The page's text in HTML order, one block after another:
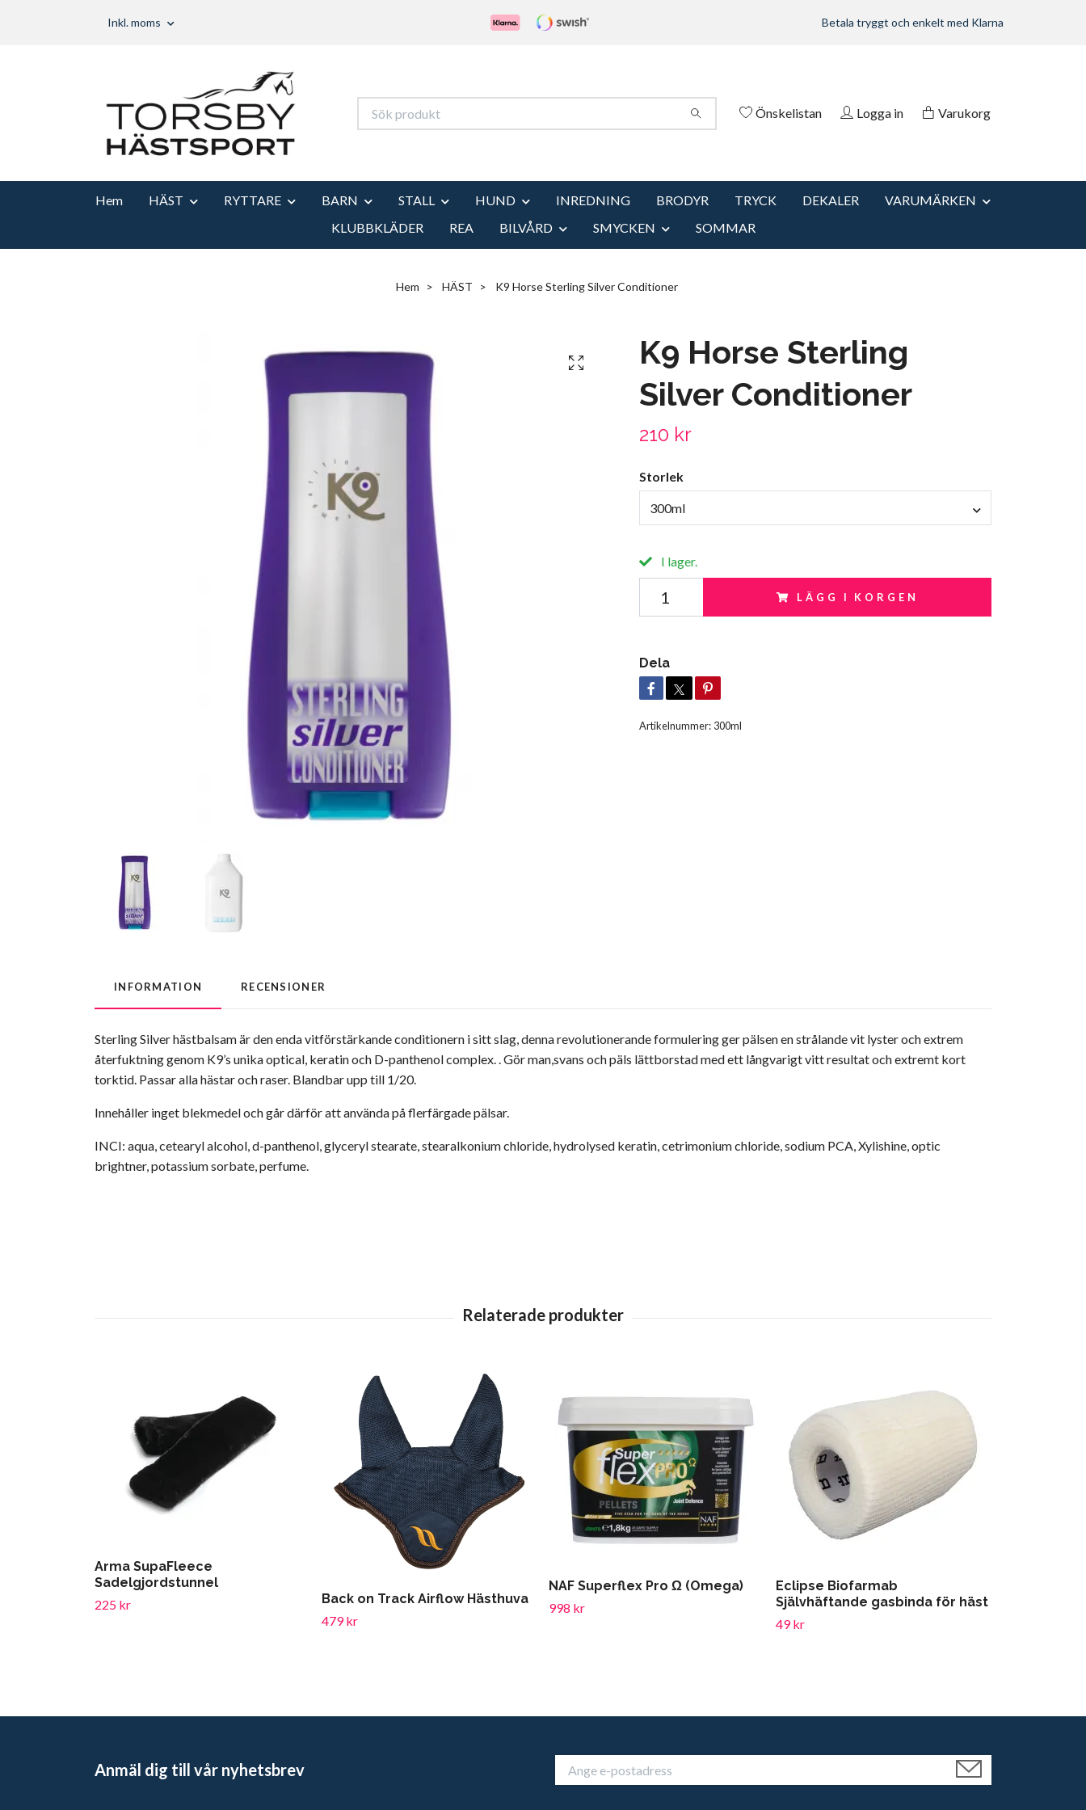
Inkl. moms Betala tryggt och enkelt med Klarna
Önskelistan Logga in Varukorg
Hem HÄST RYTTARE BARN STALL HUND INREDNING BRODYR TRYCK DEKALER
VARUMÄRKEN
KLUBBKLÄDER
REA BILVÅRD SMYCKEN SOMMAR
Hem HÄST K9 Horse Sterling Silver Conditioner
K9 Horse Sterling
Silver Conditioner
210 kr
Storlek
300ml
I lager.
LÄGG I KORGEN
Dela
Artikelnummer: 300ml
INFORMATION RECENSIONER
Sterling Silver hästbalsam är den enda vitförstärkande conditionern i sitt slag, denna revolutionerande formulering ger pälsen en strålande vit lyster och extrem
återfuktning genom K9’s unika optical, keratin och D-panthenol complex. . Gör man,svans och päls lättborstad med ett långvarigt vitt resultat och extremt kort
torktid. Passar alla hästar och raser. Blandbar upp till 1/20.
Innehåller inget blekmedel och går därför att använda på flerfärgade pälsar.
INCI: aqua, cetearyl alcohol, d-panthenol, glyceryl stearate, stearalkonium chloride, hydrolysed keratin, cetrimonium chloride, sodium PCA, Xylishine, optic
brightner, potassium sorbate, perfume.
Arma SupaFleece
Sadelgjordstunnel
225 kr
Back on Track Airflow Hästhuva
479 kr
NAF Superflex Pro Ω (Omega)
998 kr
Eclipse Biofarmab
Självhäftande gasbinda för häst
49 kr
Anmäl dig till vår nyhetsbrev